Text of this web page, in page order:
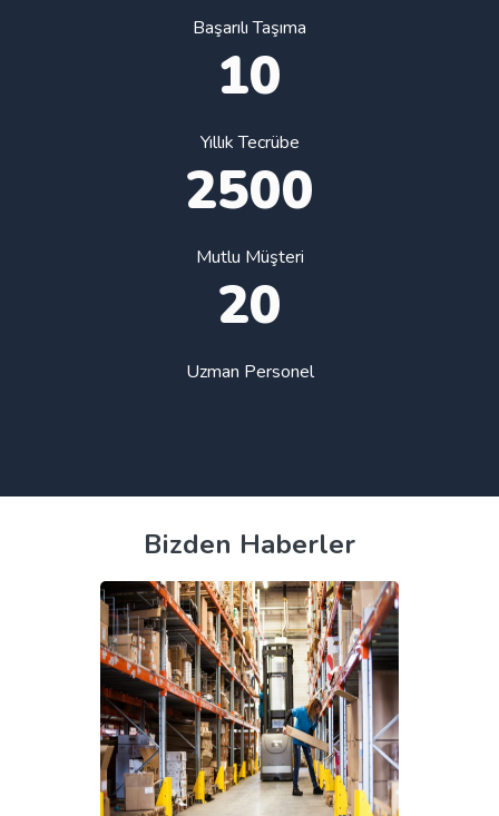
Başarılı Taşıma
10
Yıllık Tecrübe
2500
Mutlu Müşteri
20
Uzman Personel
Bizden Haberler